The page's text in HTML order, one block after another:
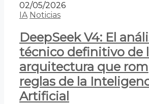
02/05/2026
IA Noticias
DeepSeek V4: El
técnico definitivo de
arquitectura que
reglas de la
Artificial